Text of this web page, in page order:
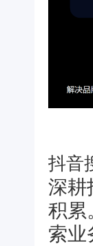
抖音
深耕
积累
索业